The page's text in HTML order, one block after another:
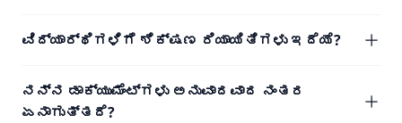
ವಿದ್ಯಾರ್ಥಿಗಳಿಗೆ ಶಿಕ್ಷಣ ರಿಯಾಯಿತಿಗಳು ಇದೆಯೆ?
ನನ್ನ ಡಾಕ್ಯುಮೆಂಟ್‌ಗಳು ಅನುವಾದವಾದ ನಂತರ
ಏನಾಗುತ್ತದೆ?